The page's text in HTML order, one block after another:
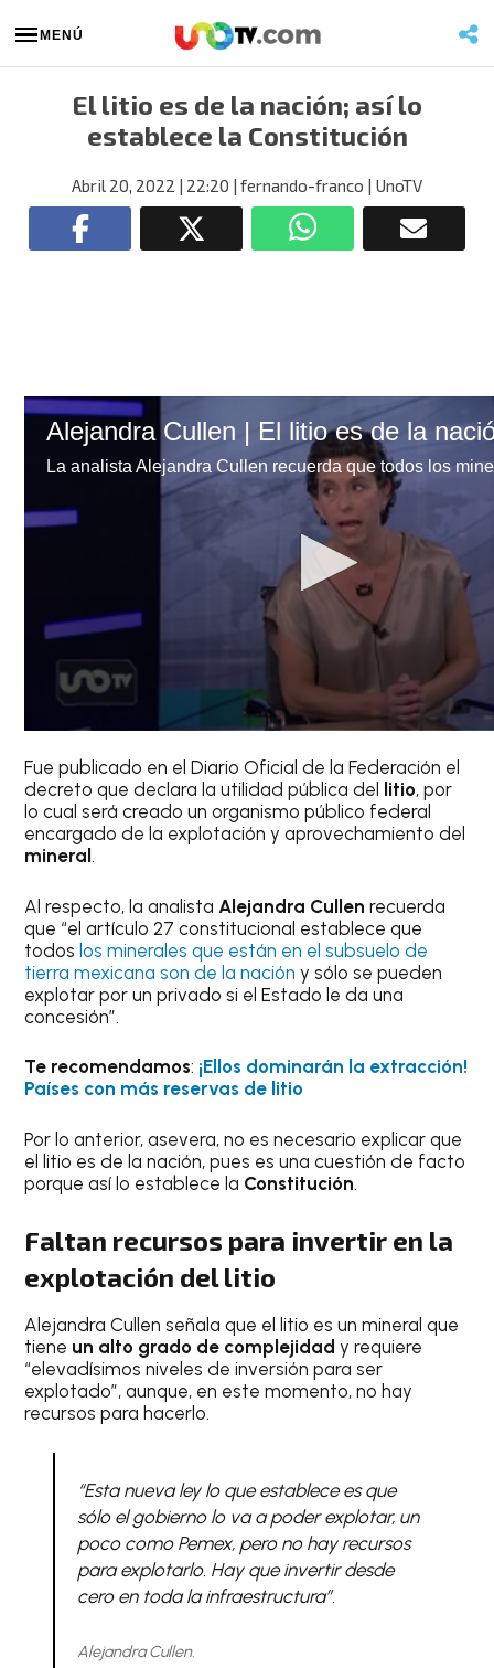
MENÚ
El litio es de la nación; así lo
establece la Constitución
Abril 20, 2022 | 22:20 | fernando-franco | UnoTV
Fue publicado en el Diario Oficial de la Federación el
decreto que declara la utilidad pública del
litio, por
lo cual será creado un organismo público federal
encargado de la explotación y aprovechamiento del
mineral.
Al respecto, la analista Alejandra Cullen recuerda
que “el artículo 27 constitucional establece que
todos los minerales que están en el subsuelo de
tierra mexicana son de la nación y sólo se pueden
explotar por un privado si el Estado le da una
concesión”.
Te recomendamos: ¡Ellos dominarán la extracción!
Países con más reservas de litio
Por lo anterior, asevera, no es necesario explicar que
el litio es de la nación, pues es una cuestión de facto
porque así lo establece la Constitución.
Faltan recursos para invertir en la
explotación del litio
Alejandra Cullen señala que el litio es un mineral que
tiene un alto grado de complejidady requiere
“elevadísimos niveles de inversión para ser
explotado”, aunque, en este momento, no hay
recursos para hacerlo.
“Esta nueva ley lo que establece es que
sólo el gobierno lo va a poder explotar, un
poco como Pemex, pero no hay recursos
para explotarlo. Hay que invertir desde
cero en toda la infraestructura”.
Alejandra Cullen.